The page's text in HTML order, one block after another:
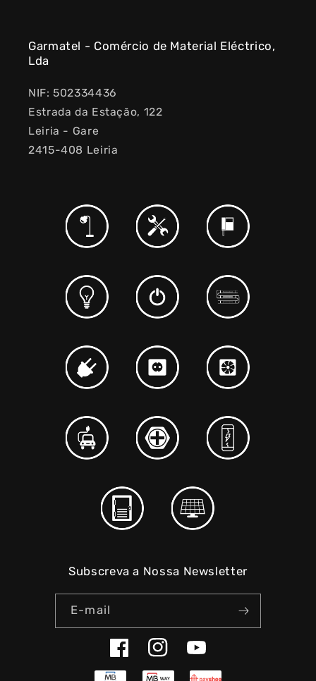
Garmatel - Comércio de Material Eléctrico,
Lda
NIF: 502334436
Estrada da Estação, 122
Leiria - Gare
2415-408 Leiria
Subscreva a Nossa Newsletter
E-mail
FacebookInstagramYouTube